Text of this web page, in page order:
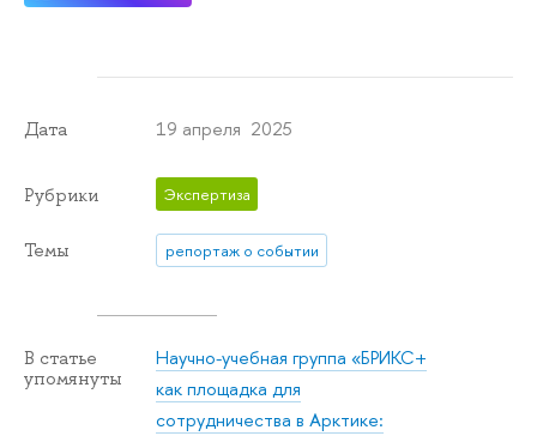
Дата 19 апреля 2025
Рубрики Экспертиза
Темы репортаж о событии
В статье
упомянуты
Научно-учебная группа «БРИКС+
как площадка для
сотрудничества в Арктике: